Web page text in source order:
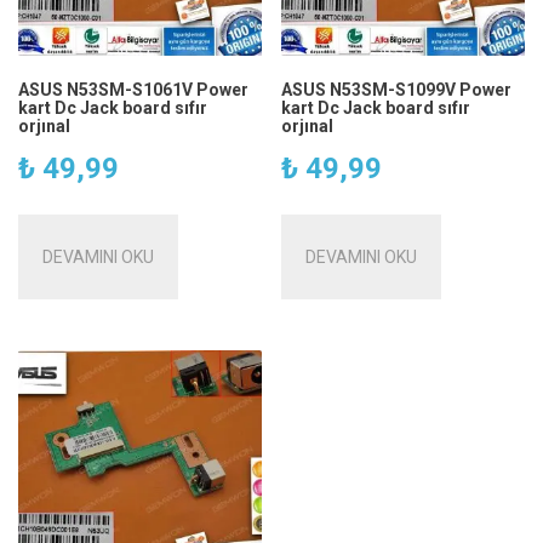
ASUS N53SM-S1061V Power
kart Dc Jack board sıfır
orjınal
₺ 49,99
DEVAMINI OKU
ASUS N53SM-S1099V Power
kart Dc Jack board sıfır
orjınal
₺ 49,99
DEVAMINI OKU